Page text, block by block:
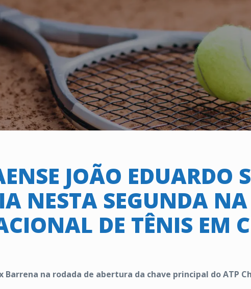
JOÃO EDUARDO
NESTA SEGUNDA
DE TÊNIS EM
na rodada de abertura da chave principal do ATP